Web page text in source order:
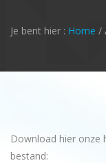
Je bent hier : Home /
Download hier onze
bestand: